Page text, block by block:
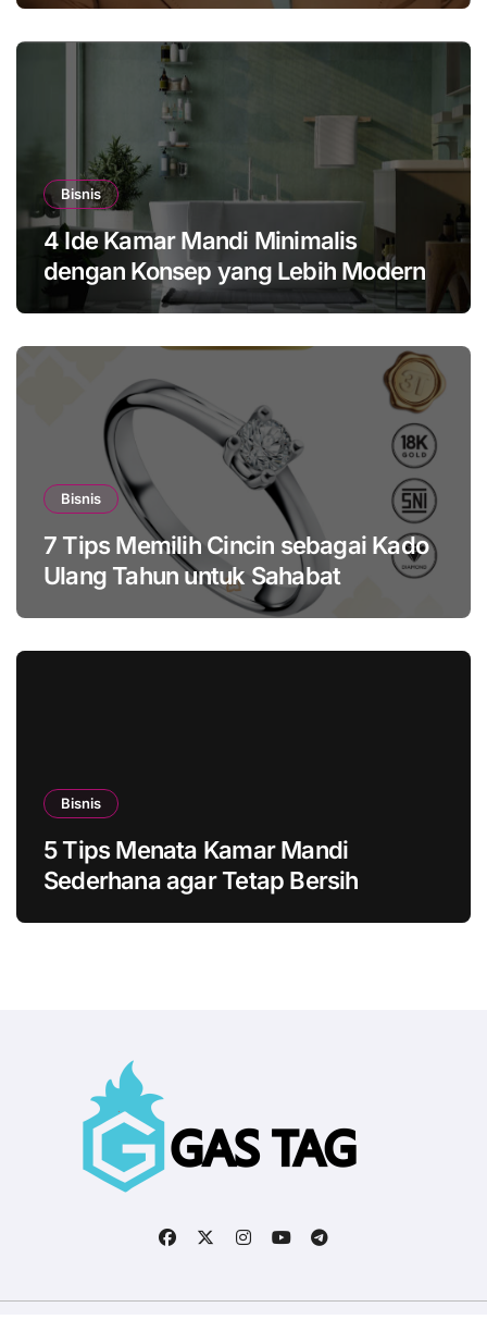
Bisnis
4 Ide Kamar Mandi Minimalis
dengan Konsep yang Lebih Modern
Bisnis
7 Tips Memilih Cincin sebagai Kado
Ulang Tahun untuk Sahabat
Bisnis
5 Tips Menata Kamar Mandi
Sederhana agar Tetap Bersih